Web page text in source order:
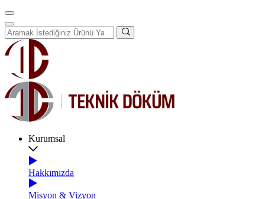
Kurumsal
Hakkımızda
Misyon & Vizyon